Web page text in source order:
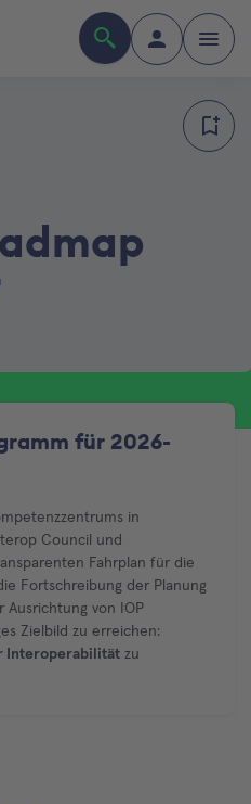
für 2026-
in
Council und
Fahrplan für die
Fortschreibung der Planung
Ausrichtung von IOP
Zielbild zu erreichen:
Interoperabilität zu